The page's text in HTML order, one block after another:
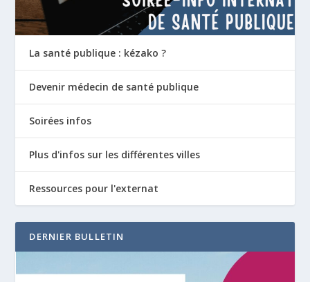
La santé publique : kézako ?
Devenir médecin de santé publique
Soirées infos
Plus d'infos sur les différentes villes
Ressources pour l'externat
DERNIER BULLETIN